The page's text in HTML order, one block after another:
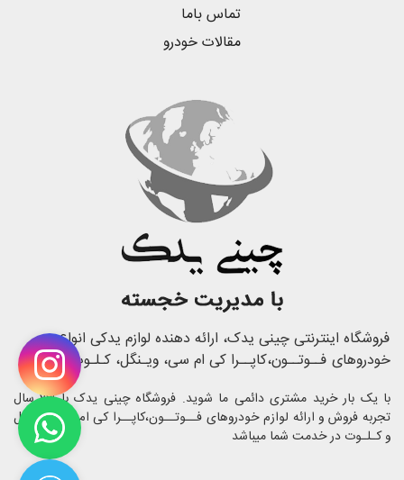
تماس باما
مقالات خودرو
فروشگاه اینترنتی چینی یدک، ارائه دهنده لوازم یدکی انواع
خودروهای فــوتــون،کاپــرا کی ام سی، ویـنگل، کـلـوت
با یک بار خرید مشتری دائمی ما شوید. فروشگاه چینی یدک با 23 سال
تجربه فروش و ارائه لوازم خودروهای فــوتــون،کاپــرا کی ام سی، ویـنگل
و کـلـوت در خدمت شما میباشد